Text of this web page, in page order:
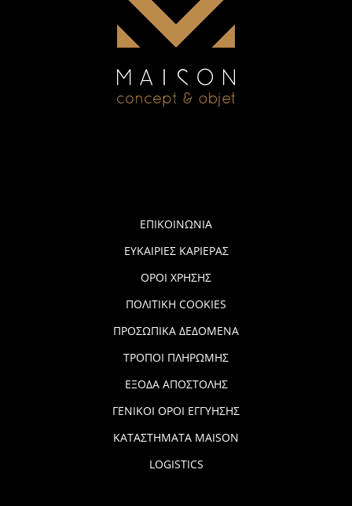
ΕΠΙΚΟΙΝΩΝΙΑ
ΕΥΚΑΙΡΙΕΣ ΚΑΡΙΕΡΑΣ
ΟΡΟΙ ΧΡΗΣΗΣ
ΠΟΛΙΤΙΚΗ COOKIES
ΠΡΟΣΩΠΙΚΑ ΔΕΔΟΜΕΝΑ
ΤΡΟΠΟΙ ΠΛΗΡΩΜΗΣ
ΕΞΟΔΑ ΑΠΟΣΤΟΛΗΣ
ΓΕΝΙΚΟΙ ΟΡΟΙ ΕΓΓΥΗΣΗΣ
ΚΑΤΑΣΤΗΜΑΤΑ MAISON
LOGISTICS